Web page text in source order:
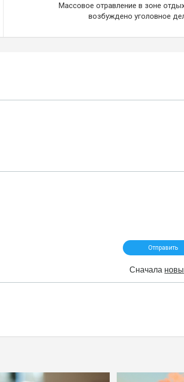
Массовое отравление в зоне
возбуждено уголовное
Сначала